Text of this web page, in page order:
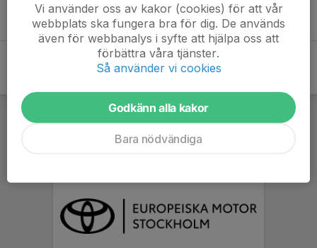
Inget referat skrivet
Vi använder oss av kakor (cookies) för att vår
webbplats ska fungera bra för dig. De används
även för webbanalys i syfte att hjälpa oss att
förbättra våra tjänster.
Så använder vi cookies
Godkänn alla kakor
Bara nödvändiga